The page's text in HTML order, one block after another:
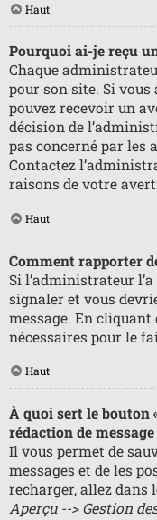
Haut
Pourquoi ai-je reçu
Chaque
pour son site. Si vous
pouvez recevoir un
décision de
pas concerné par les
Contactez
raisons de votre
Haut
Comment rapporter
Si l’administrateur
signaler et vous
message. En cliquant
nécessaires pour le
Haut
À quoi sert le bouton
rédaction de message
Il vous permet de
messages et de les
recharger, allez dans
Aperçu --> Gestion